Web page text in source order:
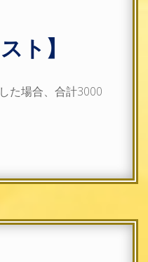
ト】
た場合、合計3000